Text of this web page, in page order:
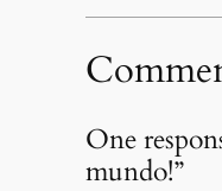
One
mundo!”